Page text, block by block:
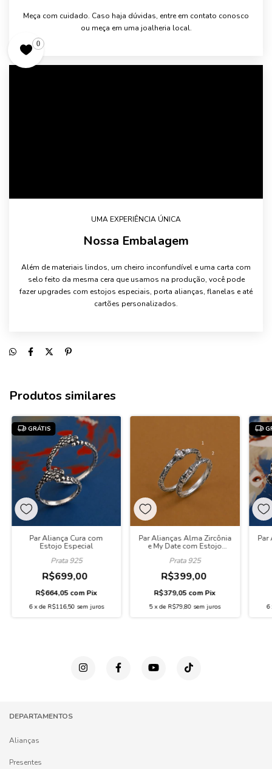
Meça com cuidado. Caso haja dúvidas, entre em contato conosco
ou meça em uma joalheria local.
UMA EXPERIÊNCIA ÚNICA
Nossa Embalagem
Além de materiais lindos, um cheiro inconfundível e uma carta com
selo feito da mesma cera que usamos na produção, você pode
fazer upgrades com estojos especiais, porta alianças, flanelas e até
cartões personalizados.
Produtos similares
GRÁTIS
Par Aliança Cura com
Estojo Especial
Prata 925
R$699,00
R$664,05com Pix
6 xde R$116,50 sem juros
Par Alianças Alma Zircônia
e My Date com Estojo
Prata 925
R$399,00
R$379,05com Pix
5 xde R$79,80 sem juros
Par
6
DEPARTAMENTOS
Alianças
Presentes
0